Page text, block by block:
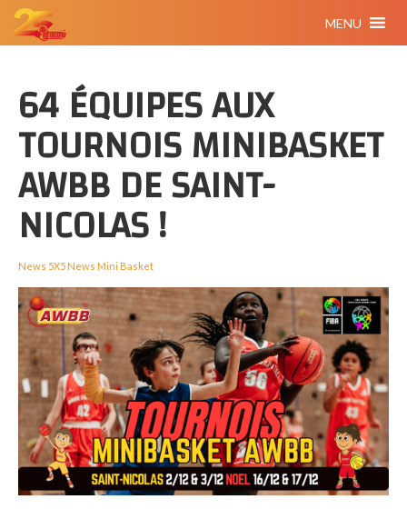
MENU
64 ÉQUIPES AUX
TOURNOIS MINIBASKET
AWBB DE SAINT-
NICOLAS !
News 5X5News Mini Basket